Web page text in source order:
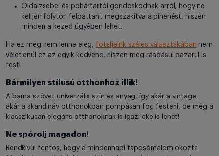
Oldalzsebei és pohártartói gondoskodnak arról, hogy ne
kelljen folyton felpattani, megszakítva a pihenést, hiszen
minden a kezed ügyében lehet.
Ha ez még nem lenne elég, foteljeink széles választékában nem
véletlenül ez az egyik kedvenc, hiszen még ráadásul pazarul is
fest!
Bármilyen stílusú otthonhoz illik!
A barna szövet univerzális szín és anyag, így akár a vintage,
akár a skandináv otthonokban pompásan fog festeni, de még a
klasszikusan elegáns otthonoknak is igazi éke is lehet!
Ne spórolj magadon!
Rendkívül fontos, hogy a mindennapi taposómalom okozta